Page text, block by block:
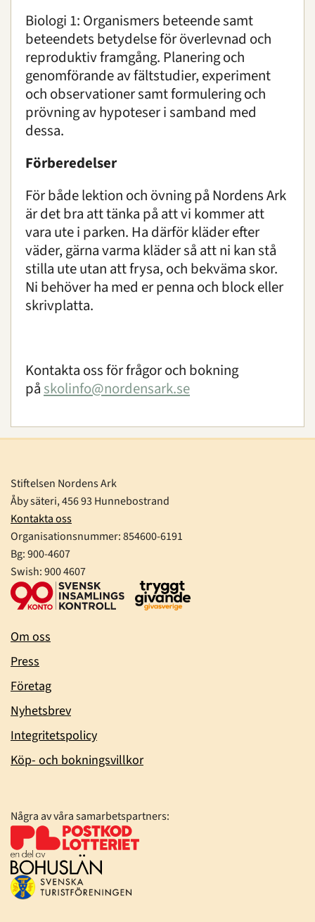
Biologi 1: Organismers beteende samt
beteendets betydelse för överlevnad och
reproduktiv framgång. Planering och
genomförande av fältstudier, experiment
och observationer samt formulering och
prövning av hypoteser i samband med
dessa.
Förberedelser
För både lektion och övning på Nordens Ark
är det bra att tänka på att vi kommer att
vara ute i parken. Ha därför kläder efter
väder, gärna varma kläder så att ni kan stå
stilla ute utan att frysa, och bekväma skor.
Ni behöver ha med er penna och block eller
skrivplatta.
Kontakta oss för frågor och bokning
på skolinfo@nordensark.se
Stiftelsen Nordens Ark
Åby säteri, 456 93 Hunnebostrand
Kontakta oss
Organisationsnummer:854600-6191
Bg: 900-4607
Swish: 900 4607
Om oss
Press
Företag
Nyhetsbrev
Integritetspolicy
Köp- och bokningsvillkor
Några av våra samarbetspartners: